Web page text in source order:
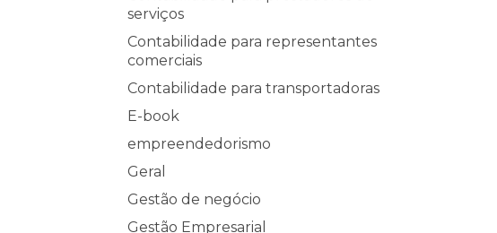
serviços
Contabilidade para representantes
comerciais
Contabilidade para transportadoras
E-book
empreendedorismo
Geral
Gestão de negócio
Gestão Empresarial